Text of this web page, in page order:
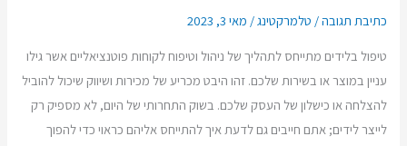
כתיבת תגובה/ טלמרקטינג/ מאי 3, 2023
טיפול בלידים מתייחס לתהליך של ניהול וטיפוח לקוחות פוטנציאליים אשר גילו
עניין במוצר או בשירות שלכם. זהו היבט מכריע של מכירות ושיווק שיכול להוביל
להצלחה או כישלון של העסק שלכם. בשוק התחרותי של היום, לא מספיק רק
לייצר לידים; אתם חייבים גם לדעת איך להתייחס אליהם כראוי כדי להפוך